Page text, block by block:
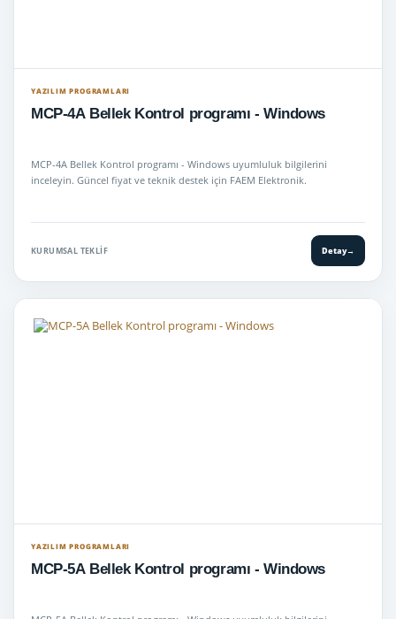
YAZILIM PROGRAMLARI
MCP-4A Bellek Kontrol programı - Windows
MCP-4A Bellek Kontrol programı - Windows uyumluluk bilgilerini
inceleyin. Güncel fiyat ve teknik destek için FAEM Elektronik.
KURUMSAL TEKLIF Detay→
YAZILIM PROGRAMLARI
MCP-5A Bellek Kontrol programı - Windows